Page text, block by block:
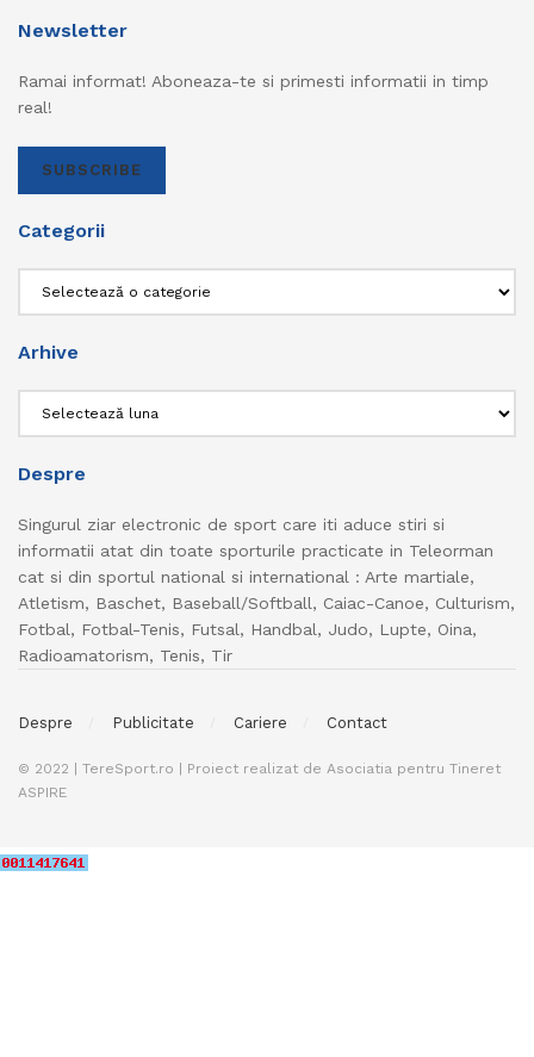
Newsletter
Ramai informat! Aboneaza-te si primesti informatii in timp
real!
SUBSCRIBE
Categorii
Arhive
Despre
Singurul ziar electronic de sport care iti aduce stiri si
informatii atat din toate sporturile practicate in Teleorman
cat si din sportul national si international : Arte martiale,
Atletism, Baschet, Baseball/Softball, Caiac-Canoe, Culturism,
Fotbal, Fotbal-Tenis, Futsal, Handbal, Judo, Lupte, Oina,
Radioamatorism, Tenis, Tir
Despre Publicitate Cariere Contact
© 2022 | TereSport.ro | Proiect realizat de Asociatia pentru Tineret
ASPIRE